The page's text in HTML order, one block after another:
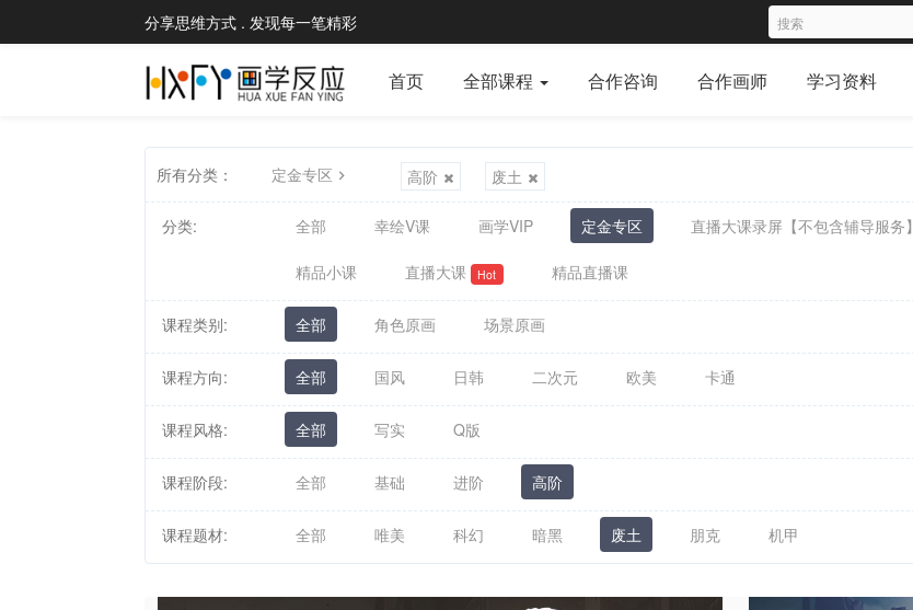
分享思维方式 . 发现每一笔精彩
首页 全部课程 合作咨询 合作画师 学习资料
所有分类： 定金专区 高阶 废土
分类: 全部 幸绘V课 画学VIP 定金专区 直播大课录屏【不包含辅导服务】
精品小课 直播大课 Hot 精品直播课
课程类别: 全部 角色原画 场景原画
课程方向: 全部 国风 日韩 二次元 欧美 卡通
课程风格: 全部 写实 Q版
课程阶段: 全部 基础 进阶 高阶
课程题材: 全部 唯美 科幻 暗黑 废土 朋克 机甲